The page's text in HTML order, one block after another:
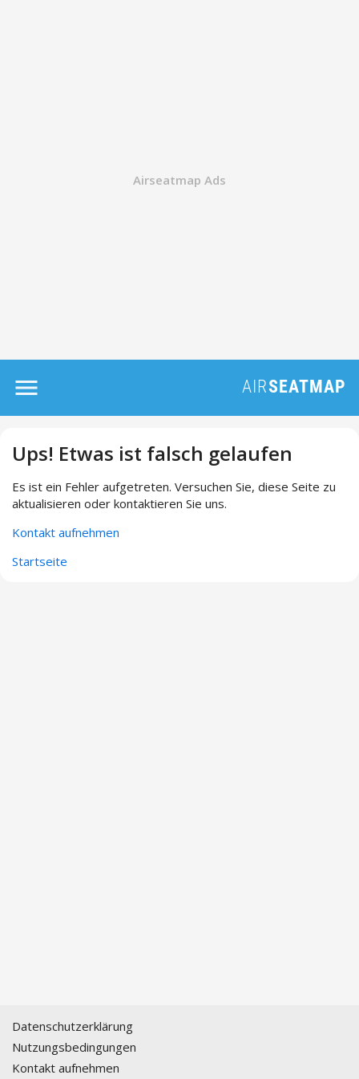
Ups! Etwas ist falsch gelaufen
Es ist ein Fehler aufgetreten. Versuchen Sie, diese Seite zu
aktualisieren oder kontaktieren Sie uns.
Kontakt aufnehmen
Startseite
Datenschutzerklärung
Nutzungsbedingungen
Kontakt aufnehmen